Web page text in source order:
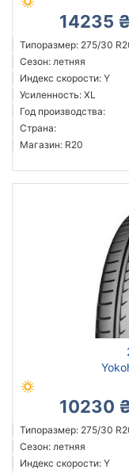
14235 ₴
Типоразмер: 275/30
Сезон: летняя
Индекс скорости: Y
Усиленность: XL
Год производства:
Страна:
Магазин: R20
10230
Типоразмер: 275/30
Сезон: летняя
Индекс скорости: Y